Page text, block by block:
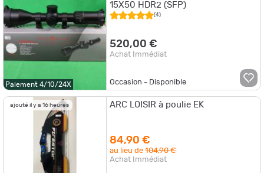
Paiement 4/10/24X
15X50 HDR2 (SFP)
(4)
520,00 €
Achat Immédiat
Occasion - Disponible
ajouté il y a 16 heures ARC LOISIR à poulie EK
84,90 €
au lieu de104,90 €
Achat Immédiat